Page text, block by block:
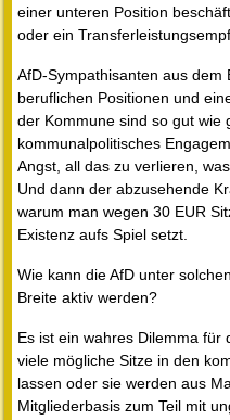
einer unteren Position
oder ein
AfD-Sympathisanten aus dem
beruflichen Positionen und
der Kommune sind so gut wie
kommunalpolitisches
Angst, all das zu verlieren,
Und dann der abzusehende
warum man wegen 30 EUR
Existenz aufs Spiel setzt.
Wie kann die AfD unter
Breite aktiv werden?
Es ist ein wahres Dilemma für
viele mögliche Sitze in den
lassen oder sie werden aus
Mitgliederbasis zum Teil mit